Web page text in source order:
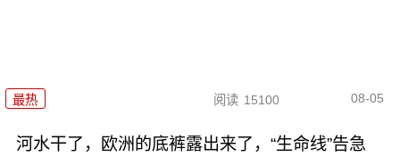
最热 阅读 15100 08-05
河水干了，欧洲的底裤露出来了，“生命线”告急